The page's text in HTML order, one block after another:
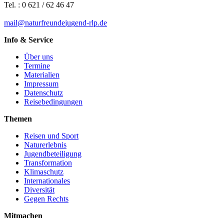
Tel. : 0 621 / 62 46 47
mail@naturfreundejugend-rlp.de
Info & Service
Über uns
Termine
Materialien
Impressum
Datenschutz
Reisebedingungen
Themen
Reisen und Sport
Naturerlebnis
Jugendbeteiligung
Transformation
Klimaschutz
Internationales
Diversität
Gegen Rechts
Mitmachen